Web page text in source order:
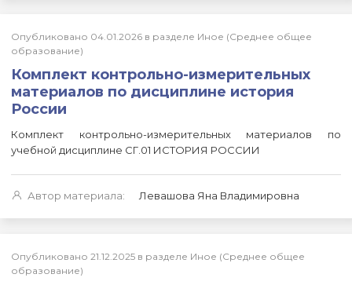
Опубликовано 04.01.2026 в разделе Иное (Среднее общее
образование)
Комплект контрольно-измерительных
материалов по дисциплине история
России
Комплект контрольно-измерительных материалов по
учебной дисциплине СГ.01 ИСТОРИЯ РОССИИ
Автор материала: Левашова Яна Владимировна
Опубликовано 21.12.2025 в разделе Иное (Среднее общее
образование)